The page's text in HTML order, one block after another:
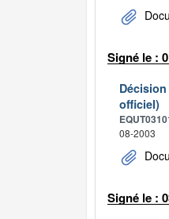
Signé le :
officiel)
08-2003
Signé le :